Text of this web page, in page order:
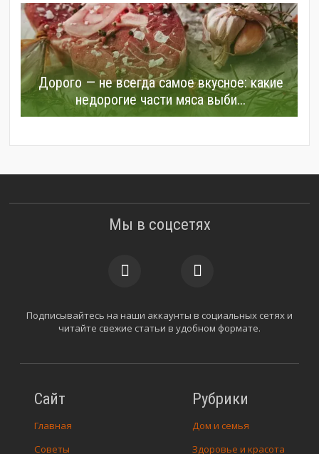
Дорого — не всегда самое вкусное: какие
недорогие части мяса выби...
Сайт
Главная
Советы
Рубрики
Дом и семья
Здоровье и красота
Мы в соцсетях
Подписывайтесь на наши аккаунты в социальных сетях и
читайте свежие статьи в удобном формате.